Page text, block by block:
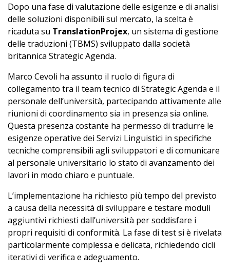
Dopo una fase di valutazione delle esigenze e di analisi
delle soluzioni disponibili sul mercato, la scelta è
ricaduta su TranslationProjex, un sistema di gestione
delle traduzioni (TBMS) sviluppato dalla società
britannica Strategic Agenda.
Marco Cevoli ha assunto il ruolo di figura di
collegamento tra il team tecnico di Strategic Agenda e il
personale dell’università, partecipando attivamente alle
riunioni di coordinamento sia in presenza sia online.
Questa presenza costante ha permesso di tradurre le
esigenze operative dei Servizi Linguistici in specifiche
tecniche comprensibili agli sviluppatori e di comunicare
al personale universitario lo stato di avanzamento dei
lavori in modo chiaro e puntuale.
L’implementazione ha richiesto più tempo del previsto
a causa della necessità di sviluppare e testare moduli
aggiuntivi richiesti dall’università per soddisfare i
propri requisiti di conformità. La fase di test si è rivelata
particolarmente complessa e delicata, richiedendo cicli
iterativi di verifica e adeguamento.